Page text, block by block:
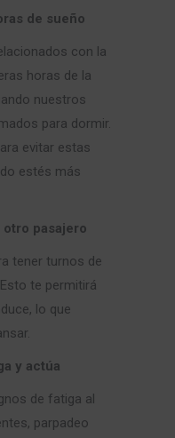
de sueño
con la
horas de la
nuestros
para dormir.
evitar estas
estés más
pasajero
tener turnos de
te permitirá
lo que
y actúa
de fatiga al
parpadeo